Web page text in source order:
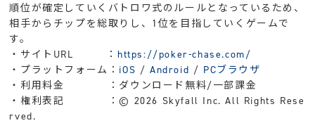
順位が確定していくバトロワ式のルールとなっているため、
相手からチップを総取りし、1位を目指していくゲームで
す。
・サイトURL ： https://poker-chase.com/
・プラットフォーム： iOS /Android / PCブラウザ
・利用料金 ：ダウンロード無料/一部課金
・権利表記 ：© 2026 Skyfall Inc. All Rights Rese
rved.